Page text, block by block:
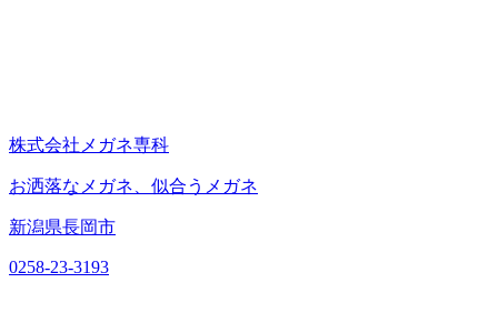
株式会社メガネ専科
お洒落なメガネ、似合うメガネ
新潟県長岡市
0258-23-3193